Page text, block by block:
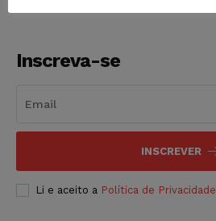
Inscreva-se
INSCREVER
Li e aceito a Política de Privacidade